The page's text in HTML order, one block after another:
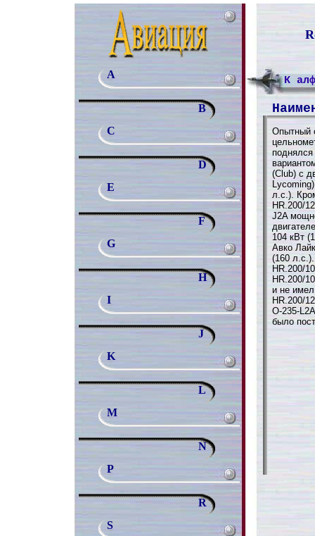
A
B
C
D
E
F
G
H
I
J
K
L
M
N
P
R
S
К
Опытный
(Club) с
л.с.).
HR.200/
J2A
104 кВт
Авко
(160
HR.200/
HR.200/
и не имел
HR.200/
О-235-
было